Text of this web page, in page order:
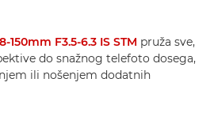
150mm F3.5-6.3 IS STM pruža sve,
do snažnog telefoto dosega,
ili nošenjem dodatnih